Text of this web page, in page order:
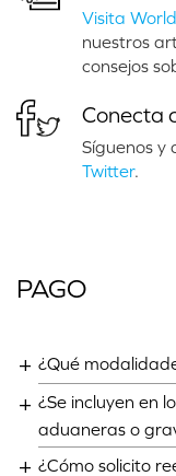
Visita
nuestros
consejos
Conecta
Síguenos y
Twitter.
PAGO
¿Qué
¿Se incluyen en
aduaneras o
¿Cómo solicito